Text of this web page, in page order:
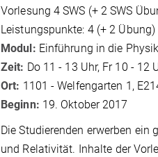
Vorlesung 4 SWS (+ 2 SWS
Leistungspunkte: 4 (+ 2 Übung)
Modul: Einführung in die
Zeit: Do 11 - 13 Uhr, Fr 10 - 12
Ort: 1101 - Welfengarten 1,
Beginn: 19. Oktober 2017
Die Studierenden erwerben
und Relativität. Inhalte der